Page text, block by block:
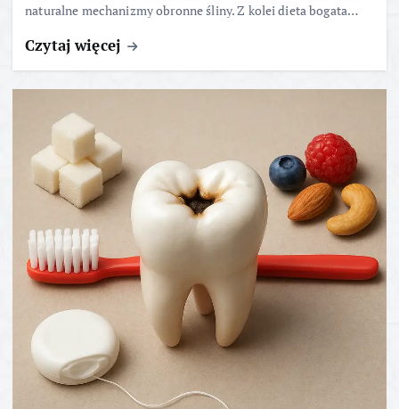
naturalne mechanizmy obronne śliny. Z kolei dieta bogata…
Czytaj więcej